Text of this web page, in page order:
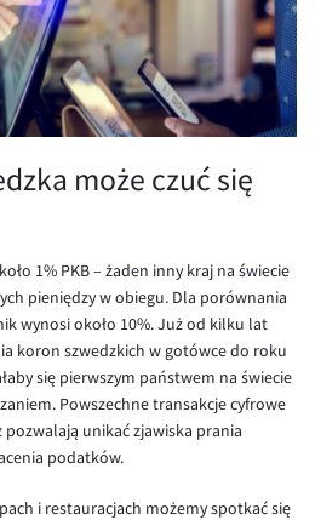
może czuć się
1% PKB – żaden inny kraj na świecie
pieniędzy w obiegu. Dla porównania
wynosi około 10%. Już od kilku lat
koron szwedzkich w gotówce do roku
się pierwszym państwem na świecie
Powszechne transakcje cyfrowe
unikać zjawiska prania
podatków.
i restauracjach możemy spotkać się